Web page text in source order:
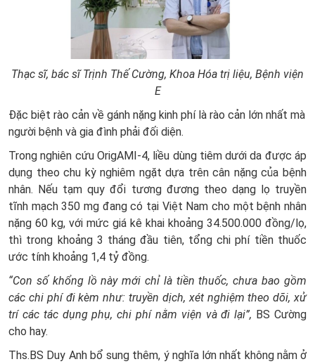
Thạc sĩ, bác sĩ Trịnh Thế Cường, Khoa Hóa trị liệu, Bệnh viện
E
Đặc biệt rào cản về gánh nặng kinh phí là rào cản lớn nhất mà
người bệnh và gia đình phải đối diện.
Trong nghiên cứu OrigAMI-4, liều dùng tiêm dưới da được áp
dụng theo chu kỳ nghiêm ngặt dựa trên cân nặng của bệnh
nhân. Nếu tạm quy đổi tương đương theo dạng lọ truyền
tĩnh mạch 350 mg đang có tại Việt Nam cho một bệnh nhân
nặng 60 kg, với mức giá kê khai khoảng 34.500.000 đồng/lọ,
thì trong khoảng 3 tháng đầu tiên, tổng chi phí tiền thuốc
ước tính khoảng 1,4 tỷ đồng.
“Con số khổng lồ này mới chỉ là tiền thuốc, chưa bao gồm
các chi phí đi kèm như: truyền dịch, xét nghiệm theo dõi, xử
trí các tác dụng phụ, chi phí nằm viện và đi lại”, BS Cường
cho hay.
Ths.BS Duy Anh bổ sung thêm, ý nghĩa lớn nhất không nằm ở